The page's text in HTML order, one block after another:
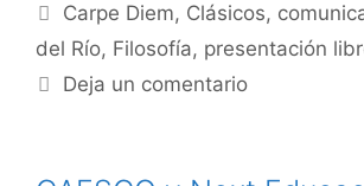
Carpe Diem, Clásicos,
del Río, Filosofía, presentación
Deja un comentario